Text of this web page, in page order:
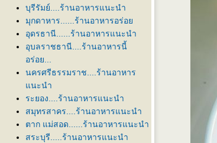
บุรีรัมย์....ร้านอาหารแนะนำ
มุกดาหาร......ร้านอาหารอร่อ
อุดรธานี......ร้านอาหารแนะนำ
อุบลราชธานี....ร้านอาหารนี้
อร่อย...
นครศรีธรรมราช....ร้านอาหาร
นะนำ
ระยอง....ร้านอาหารแนะนำ
สมุทรสาคร....ร้านอาหารแนะนำ
ตาก แม่สอด......ร้านอาหารแนะนำ
สระบุรี.....ร้านอาหารแนะนำ